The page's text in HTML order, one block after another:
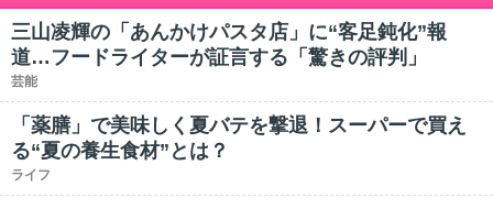
三山凌輝の「あんかけパスタ店」に“客足鈍化”報
道…フードライターが証言する「驚きの評判」
芸能
「薬膳」で美味しく夏バテを撃退！スーパーで買え
る“夏の養生食材”とは？
ライフ